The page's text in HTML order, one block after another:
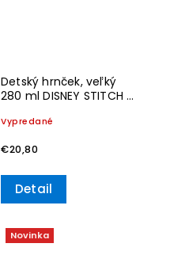
Detský hrnček, veľký
280 ml DISNEY STITCH –
Vypredané
€20,80
Detail
Novinka